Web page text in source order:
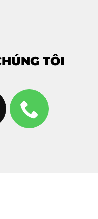
trên iPhone
TÔI